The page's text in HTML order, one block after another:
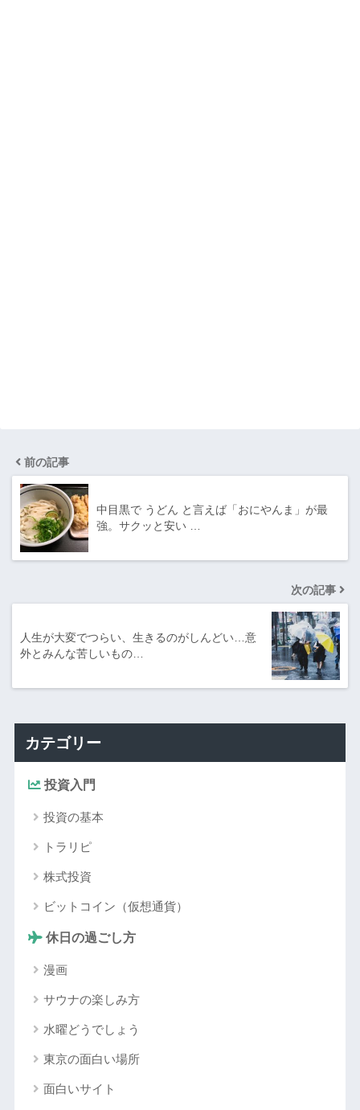
前の記事
中目黒で うどん と言えば「おにやんま」が最
強。サクッと安い …
次の記事
人生が大変でつらい、生きるのがしんどい…意
外とみんな苦しいもの…
カテゴリー
投資入門
投資の基本
トラリピ
株式投資
ビットコイン（仮想通貨）
休日の過ごし方
漫画
サウナの楽しみ方
水曜どうでしょう
東京の面白い場所
面白いサイト